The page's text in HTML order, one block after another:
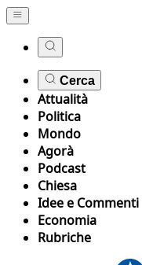
Cerca
Attualità
Politica
Mondo
Agorà
Podcast
Chiesa
Idee e Commenti
Economia
Rubriche